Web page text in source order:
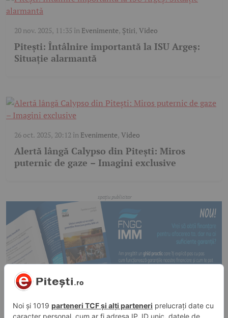
20 nov. 2025, 11:35 în Evenimente, Știri, Video
Pitești: Întâlnire importantă la ISU Argeș:
Situație alarmantă
26 oct. 2025, 20:12 în Evenimente, Video
Alertă lângă Calypso din Pitești: Miros
puternic de gaze – Imagini exclusive